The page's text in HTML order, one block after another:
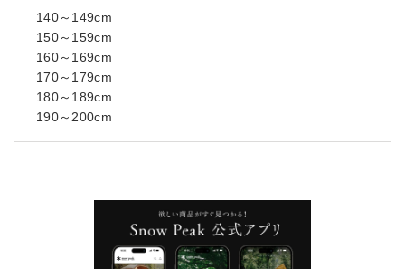
140～149cm
150～159cm
160～169cm
170～179cm
180～189cm
190～200cm